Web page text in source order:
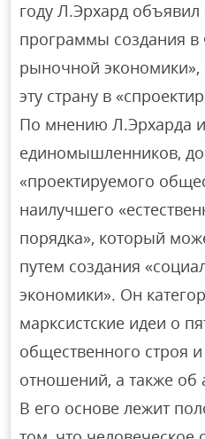
году Л.Эрхард
программы создания в
рыночной
эту страну в
По мнению Л.Эрхарда
единомышленников,
«проектируемого
наилучшего
порядка», который
путем создания
экономики». Он
марксистские идеи о
общественного строя
отношений, а также об
В его основе лежит